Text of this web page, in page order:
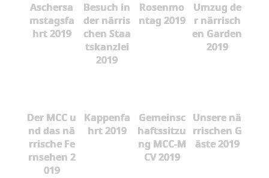
Aschersa
mstagsfa
hrt 2019
Besuch in
der närris
chen Staa
tskanzlei
2019
Rosenmo
ntag 2019
Umzug de
r närrisch
en Garden
2019
Der MCC u
nd das nä
rrische Fe
rnsehen 2
019
Kappenfa
hrt 2019
Gemeinsc
haftssitzu
ng MCC-M
CV 2019
Unsere nä
rrischen G
äste 2019